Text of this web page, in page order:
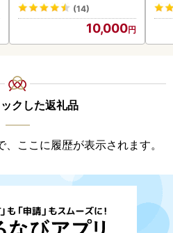
(14)
10,000
クした返礼品
ここに履歴が表示されます。